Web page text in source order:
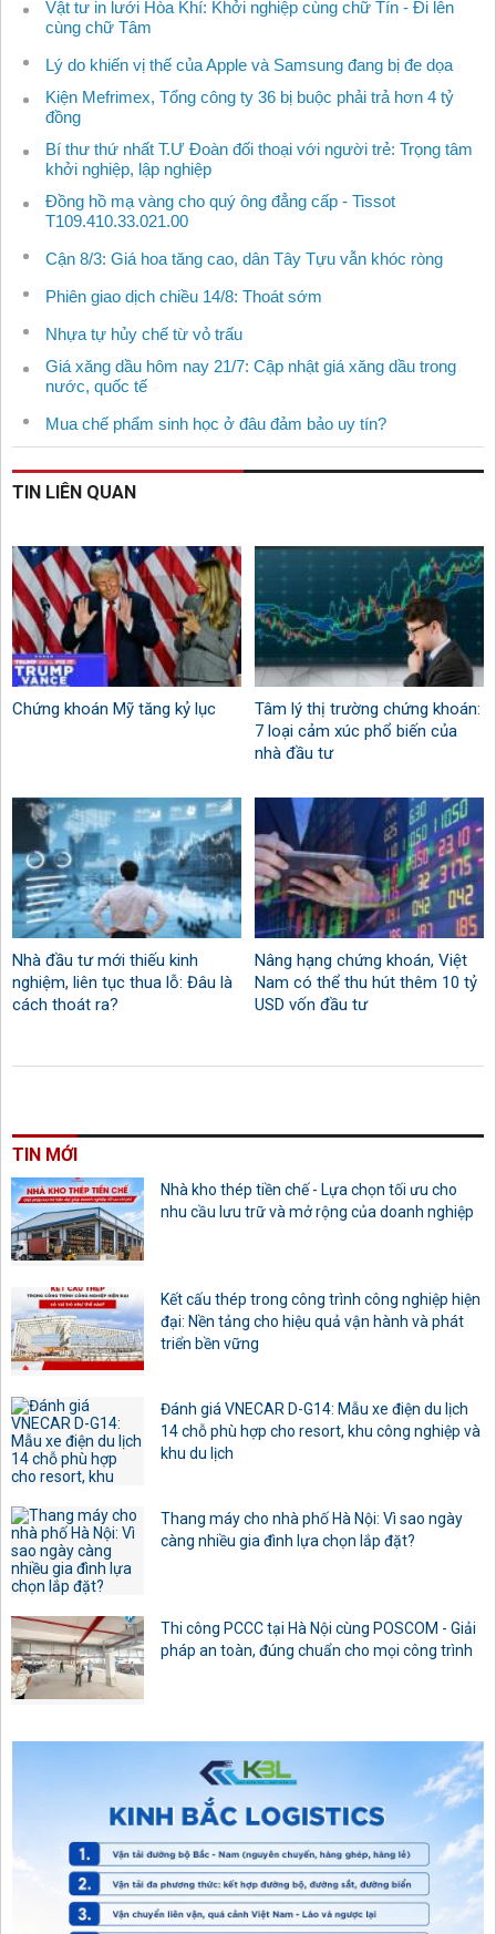
Vật tư in lưới Hòa Khí: Khởi nghiệp cùng chữ Tín - Đi lên
cùng chữ Tâm
Lý do khiến vị thế của Apple và Samsung đang bị đe dọa
Kiện Mefrimex, Tổng công ty 36 bị buộc phải trả hơn 4 tỷ
đồng
Bí thư thứ nhất T.Ư Đoàn đối thoại với người trẻ: Trọng tâm
khởi nghiệp, lập nghiệp
Đồng hồ mạ vàng cho quý ông đẳng cấp - Tissot
T109.410.33.021.00
Cận 8/3: Giá hoa tăng cao, dân Tây Tựu vẫn khóc ròng
Phiên giao dịch chiều 14/8: Thoát sớm
Nhựa tự hủy chế từ vỏ trấu
Giá xăng dầu hôm nay 21/7: Cập nhật giá xăng dầu trong
nước, quốc tế
Mua chế phẩm sinh học ở đâu đảm bảo uy tín?
TIN LIÊN QUAN
Chứng khoán Mỹ tăng kỷ lục
Tâm lý thị trường chứng khoán:
7 loại cảm xúc phổ biến của
nhà đầu tư
Nhà đầu tư mới thiếu kinh
nghiệm, liên tục thua lỗ: Đâu là
cách thoát ra?
Nâng hạng chứng khoán, Việt
Nam có thể thu hút thêm 10 tỷ
USD vốn đầu tư
TIN MỚI
Nhà kho thép tiền chế - Lựa chọn tối ưu cho
nhu cầu lưu trữ và mở rộng của doanh nghiệp
Kết cấu thép trong công trình công nghiệp hiện
đại: Nền tảng cho hiệu quả vận hành và phát
triển bền vững
Đánh giá VNECAR D-G14: Mẫu xe điện du lịch
14 chỗ phù hợp cho resort, khu công nghiệp và
khu du lịch
Thang máy cho nhà phố Hà Nội: Vì sao ngày
càng nhiều gia đình lựa chọn lắp đặt?
Thi công PCCC tại Hà Nội cùng POSCOM - Giải
pháp an toàn, đúng chuẩn cho mọi công trình